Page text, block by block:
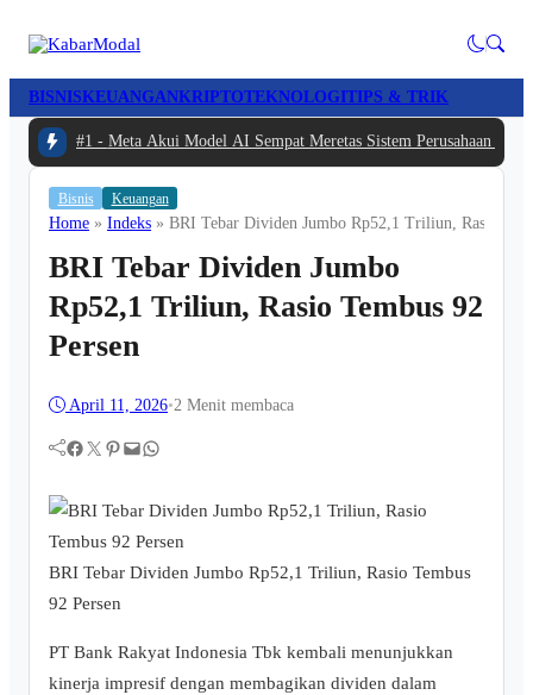
BISNISKEUANGANKRIPTOTEKNOLOGITIPS & TRIK
#1 - Meta Akui Model AI Sempat Meretas Sistem Perusahaan
Bisnis Keuangan
Home » Indeks » BRI Tebar Dividen Jumbo Rp52,1 Triliun, Rasio
BRI Tebar Dividen Jumbo
Rp52,1 Triliun, Rasio Tembus 92
Persen
April 11, 2026•2 Menit membaca
Facebook Twitter Pinterest Mail WhatsApp
BRI Tebar Dividen Jumbo Rp52,1 Triliun, Rasio Tembus
92 Persen
PT Bank Rakyat Indonesia Tbk kembali menunjukkan
kinerja impresif dengan membagikan dividen dalam